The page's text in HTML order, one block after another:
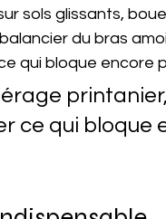
sols glissants,
du bras
qui bloque encore
ce qui bloque